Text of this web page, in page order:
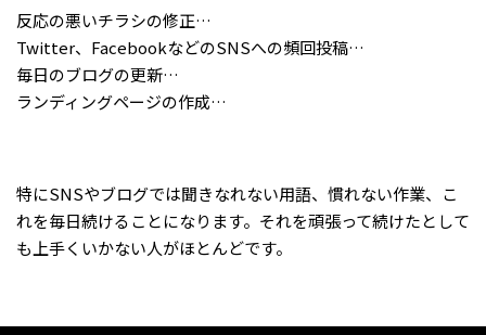
反応の悪いチラシの修正…
Twitter、FacebookなどのSNSへの頻回投稿…
毎日のブログの更新…
ランディングページの作成…
特にSNSやブログでは聞きなれない用語、慣れない作業、こ
れを毎日続けることになります。それを頑張って続けたとして
も上手くいかない人がほとんどです。